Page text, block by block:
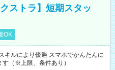
ストラ】短期スタッ
OK
ルにより優遇 スマホでかんたんに
（※上限、条件あり）